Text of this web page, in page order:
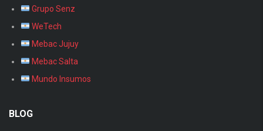
Grupo Senz
WeTech
Mebac Jujuy
Mebac Salta
Mundo Insumos
BLOG